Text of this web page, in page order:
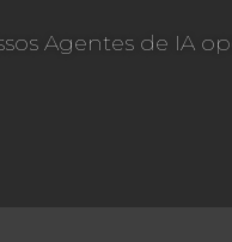
Agentes de IA